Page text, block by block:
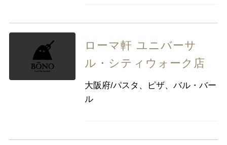
ローマ軒 ユニバーサ
ル・シティウォーク店
大阪府/パスタ、ピザ、バル・バー
ル